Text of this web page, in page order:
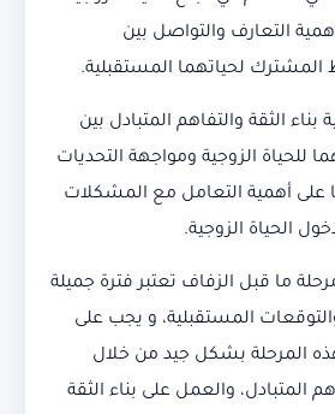
التعارف والتواصل بين
لحياتهما المستقبلية.
بناء الثقة والتفاهم المتبادل بين
للحياة الزوجية ومواجهة التحديات
على أهمية التعامل مع المشكلات
الحياة الزوجية.
ما قبل الزفاف تعتبر فترة جميلة
المستقبلية، و يجب على
المرحلة بشكل جيد من خلال
المتبادل، والعمل على بناء الثقة